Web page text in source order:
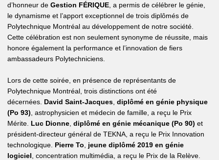
d’honneur de Gestion FÉRIQUE , a permis de célébrer le génie,
le dynamisme et l’apport exceptionnel de trois diplômés de
Polytechnique Montréal au développement de notre société.
Cette célébration est non seulement synonyme de réussite, mais
honore également la performance et l’innovation de fiers
ambassadeurs Polytechniciens.
Lors de cette soirée, en présence de représentants de
Polytechnique Montréal, trois distinctions ont été
décernées. David Saint-Jacques diplômé en génie physique
(Po 93) , astrophysicien et médecin de famille, a reçu le Prix
Mérite. Luc Dionne diplômé en génie mécanique (Po 90) et
président-directeur général de TEKNA, a reçu le Prix Innovation
technologique. Pierre To
jeune diplômé 2019 en génie
logiciel , concentration multimédia, a reçu le Prix de la Relève.